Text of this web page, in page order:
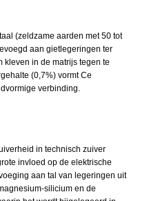
(zeldzame aarden met 50 tot
aan gietlegeringen ter
kleven in de matrijs tegen te
(0,7%) vormt Ce
verbinding.
in technisch zuiver
invloed op de elektrische
aan tal van legeringen uit
silicium en de